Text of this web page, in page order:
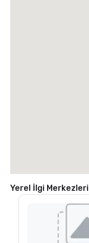
Yerel İlgi Merkezleri